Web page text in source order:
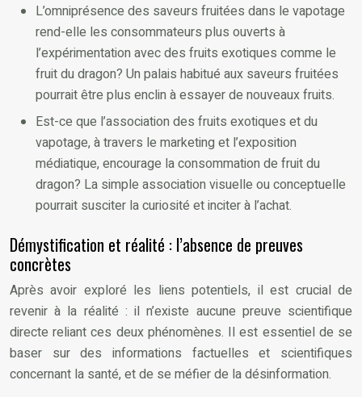
L’omniprésence des saveurs fruitées dans le vapotage
rend-elle les consommateurs plus ouverts à
l’expérimentation avec des fruits exotiques comme le
fruit du dragon? Un palais habitué aux saveurs fruitées
pourrait être plus enclin à essayer de nouveaux fruits.
Est-ce que l’association des fruits exotiques et du
vapotage, à travers le marketing et l’exposition
médiatique, encourage la consommation de fruit du
dragon? La simple association visuelle ou conceptuelle
pourrait susciter la curiosité et inciter à l’achat.
Démystification et réalité : l’absence de preuves
concrètes
Après avoir exploré les liens potentiels, il est crucial de
revenir à la réalité : il n’existe aucune preuve scientifique
directe reliant ces deux phénomènes. Il est essentiel de se
baser sur des informations factuelles et scientifiques
concernant la santé, et de se méfier de la désinformation.